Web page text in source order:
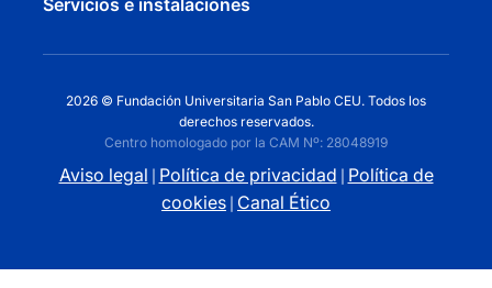
2026 © Fundación Universitaria San Pablo CEU. Todos los
derechos reservados.
Centro homologado por la CAM Nº: 28048919
Aviso legal Política de privacidad Política de
cookies Canal Ético